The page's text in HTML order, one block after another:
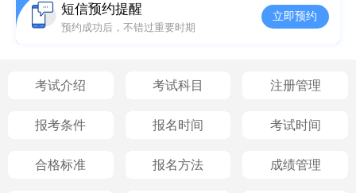
短信预约提醒
预约成功后，不错过重要时期
立即预约
考试介绍 考试科目 注册管理
报考条件 报名时间 考试时间
合格标准 报名方法 成绩管理